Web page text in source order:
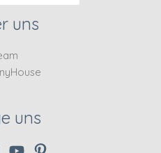
uns
uns